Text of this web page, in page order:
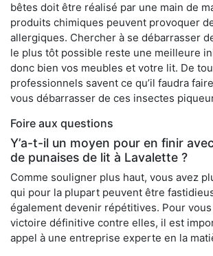
bêtes doit être réalisé par une main de
produits chimiques peuvent provoquer
allergiques. Chercher à se débarrasser
le plus tôt possible reste une meilleure
donc bien vos meubles et votre lit. De
professionnels savent ce qu’il faudra
vous débarrasser de ces insectes
Foire aux questions
Y’a-t-il un moyen pour en finir
de punaises de lit à Lavalette ?
Comme souligner plus haut, vous avez
qui pour la plupart peuvent être
également devenir répétitives. Pour vous
victoire définitive contre elles, il est
appel à une entreprise experte en la